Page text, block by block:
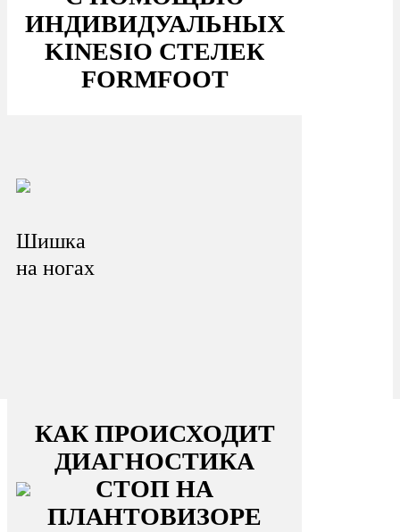
ИНДИВИДУАЛЬНЫХ
KINESIO СТЕЛЕК
FORMFOOT
Шишка
на ногах
КАК ПРОИСХОДИТ
ДИАГНОСТИКА
СТОП НА
ПЛАНТОВИЗОРЕ